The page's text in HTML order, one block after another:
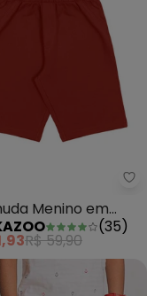
Jogging
Menino em
Básica
(35)
R$ 59,90